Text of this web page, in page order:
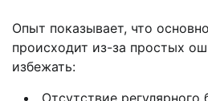
Опыт показывает, что
происходит из-за простых
избежать:
Отсутствие регулярного